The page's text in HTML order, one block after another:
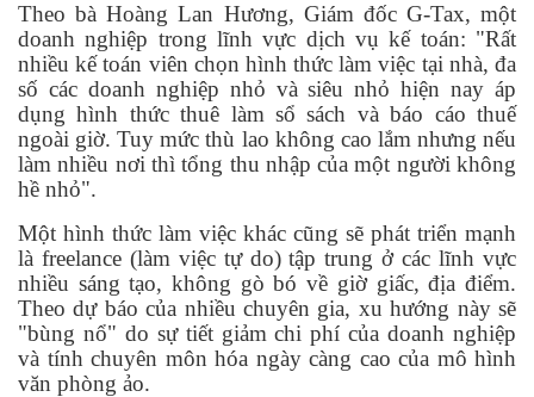
Theo bà Hoàng Lan Hương, Giám đốc G-Tax, một
doanh nghiệp trong lĩnh vực dịch vụ kế toán: "Rất
nhiều kế toán viên chọn hình thức làm việc tại nhà, đa
số các doanh nghiệp nhỏ và siêu nhỏ hiện nay áp
dụng hình thức thuê làm sổ sách và báo cáo thuế
ngoài giờ. Tuy mức thù lao không cao lắm nhưng nếu
làm nhiều nơi thì tổng thu nhập của một người không
hề nhỏ".
Một hình thức làm việc khác cũng sẽ phát triển mạnh
là freelance (làm việc tự do) tập trung ở các lĩnh vực
nhiều sáng tạo, không gò bó về giờ giấc, địa điểm.
Theo dự báo của nhiều chuyên gia, xu hướng này sẽ
"bùng nổ" do sự tiết giảm chi phí của doanh nghiệp
và tính chuyên môn hóa ngày càng cao của mô hình
văn phòng ảo.